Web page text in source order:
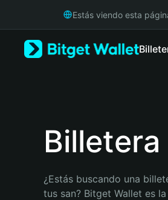
Русский
Bahasa Indonesia
Estás viendo esta
¿Estás buscando una
tus san? Bitget Wallet es